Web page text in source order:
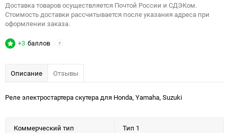
Доставка товаров осуществляется Почтой России и СДЭКом.
Стоимость доставки рассчитывается после указания адреса при
оформлении заказа.
+3 баллов ?
Описание Отзывы
Реле электростартера скутера для Honda, Yamaha, Suzuki
Коммерческий тип Тип 1